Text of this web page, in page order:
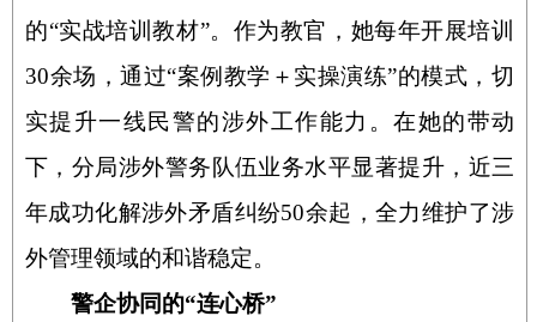
的“实战培训教材”。作为教官，她每年开展培训
30余场，通过“案例教学 ＋ 实操演练”的模式，切
实提升一线民警的涉外工作能力。在她的带动
下，分局涉外警务队伍业务水平显著提升，近三
年成功化解涉外矛盾纠纷50余起，全力维护了涉
外管理领域的和谐稳定。
警企协同的“连心桥”